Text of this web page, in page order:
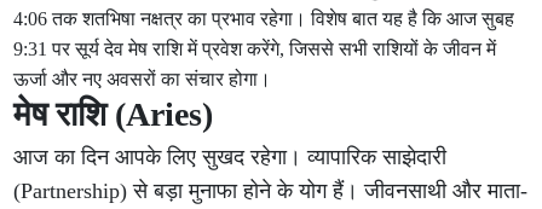
4:06 तक शतभिषा नक्षत्र का प्रभाव रहेगा। विशेष बात यह है कि आज सुबह
9:31 पर सूर्य देव मेष राशि में प्रवेश करेंगे, जिससे सभी राशियों के जीवन में
ऊर्जा और नए अवसरों का संचार होगा।
मेष राशि (Aries)
आज का दिन आपके लिए सुखद रहेगा। व्यापारिक साझेदारी
(Partnership) से बड़ा मुनाफा होने के योग हैं। जीवनसाथी और माता-